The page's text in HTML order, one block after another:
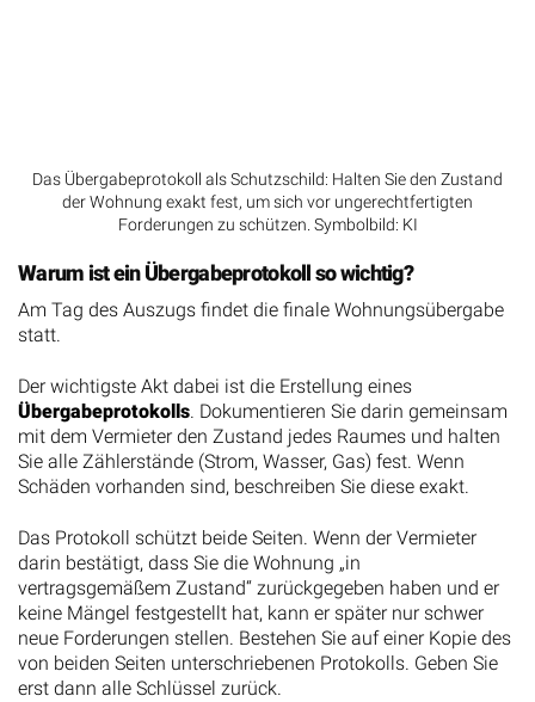
Das Übergabeprotokoll als Schutzschild: Halten Sie den Zustand
der Wohnung exakt fest, um sich vor ungerechtfertigten
Forderungen zu schützen. Symbolbild: KI
Warum ist ein Übergabeprotokoll so wichtig?
Am Tag des Auszugs findet die finale Wohnungsübergabe
statt.
Der wichtigste Akt dabei ist die Erstellung eines
Übergabeprotokolls. Dokumentieren Sie darin gemeinsam
mit dem Vermieter den Zustand jedes Raumes und halten
Sie alle Zählerstände (Strom, Wasser, Gas) fest. Wenn
Schäden vorhanden sind, beschreiben Sie diese exakt.
Das Protokoll schützt beide Seiten. Wenn der Vermieter
darin bestätigt, dass Sie die Wohnung „in
vertragsgemäßem Zustand“ zurückgegeben haben und er
keine Mängel festgestellt hat, kann er später nur schwer
neue Forderungen stellen. Bestehen Sie auf einer Kopie des
von beiden Seiten unterschriebenen Protokolls. Geben Sie
erst dann alle Schlüssel zurück.